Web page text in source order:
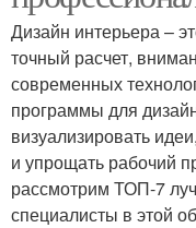
Дизайн интерьера –
точный расчет,
современных
программы для
визуализировать
и упрощать рабочий
рассмотрим ТОП-7
специалисты в этой